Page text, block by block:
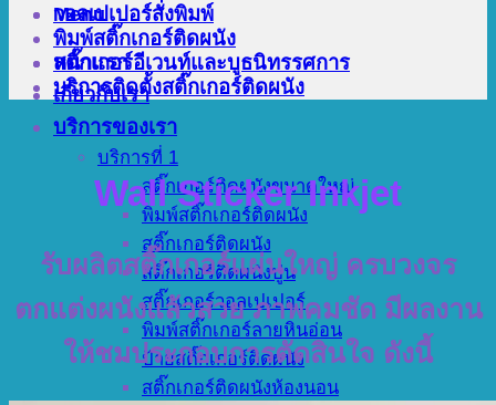
Menu
หน้าแรก
เกี่ยวกับเรา
บริการของเรา
บริการที่ 1
สติ๊กเกอร์ติดผนังขนาดใหญ่
พิมพ์สติ๊กเกอร์ติดผนัง
สติ๊กเกอร์ติดผนัง
สติ๊กเกอร์ติดผนังปูน
สติ๊กเกอร์วอลเปเปอร์
พิมพ์สติ๊กเกอร์ลายหินอ่อน
ป้ายสติ๊กเกอร์ติดผนัง
สติ๊กเกอร์ติดผนังห้องนอน
วอลเปเปอร์สั่งพิมพ์
พิมพ์สติ๊กเกอร์ติดผนัง
สติ๊กเกอร์อีเวนท์และบูธนิทรรศการ
บริการติดตั้งสติ๊กเกอร์ติดผนัง
Wall Sticker Inkjet
รับผลิตสติ๊กเกอร์แผ่นใหญ่ ครบวงจร
ตกแต่งผนังแล้วสวย ภาพคมชัด มีผลงาน
ให้ชมประกอบการตัดสินใจ ดังนี้